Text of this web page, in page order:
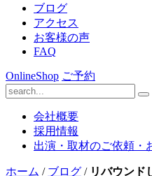
ブログ
アクセス
お客様の声
FAQ
OnlineShop ご予約
会社概要
採用情報
出演・取材のご依頼・
ホーム / ブログ / リバウンド